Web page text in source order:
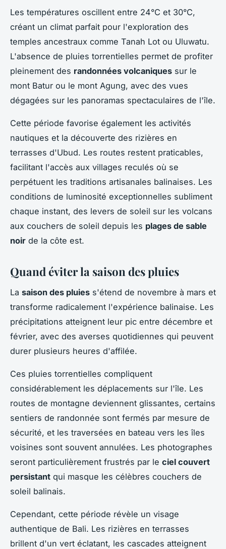
Les températures oscillent entre 24°C et 30°C,
créant un climat parfait pour l'exploration des
temples ancestraux comme Tanah Lot ou Uluwatu.
L'absence de pluies torrentielles permet de profiter
pleinement des randonnées volcaniques sur le
mont Batur ou le mont Agung, avec des vues
dégagées sur les panoramas spectaculaires de l'île.
Cette période favorise également les activités
nautiques et la découverte des rizières en
terrasses d'Ubud. Les routes restent praticables,
facilitant l'accès aux villages reculés où se
perpétuent les traditions artisanales balinaises. Les
conditions de luminosité exceptionnelles subliment
chaque instant, des levers de soleil sur les volcans
aux couchers de soleil depuis les plages de sable
noir de la côte est.
Quand éviter la saison des pluies
La saison des pluies s'étend de novembre à mars et
transforme radicalement l'expérience balinaise. Les
précipitations atteignent leur pic entre décembre et
février, avec des averses quotidiennes qui peuvent
durer plusieurs heures d'affilée.
Ces pluies torrentielles compliquent
considérablement les déplacements sur l'île. Les
routes de montagne deviennent glissantes, certains
sentiers de randonnée sont fermés par mesure de
sécurité, et les traversées en bateau vers les îles
voisines sont souvent annulées. Les photographes
seront particulièrement frustrés par le ciel couvert
persistant qui masque les célèbres couchers de
soleil balinais.
Cependant, cette période révèle un visage
authentique de Bali. Les rizières en terrasses
brillent d'un vert éclatant, les cascades atteignent